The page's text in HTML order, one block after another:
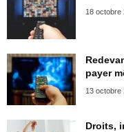
18 octobre
payer
13 octobre
Droits,